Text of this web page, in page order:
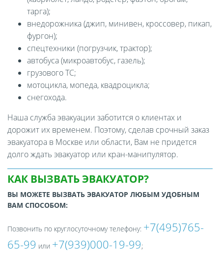
тарга);
внедорожника (джип, минивен, кроссовер, пикап,
фургон);
спецтехники (погрузчик, трактор);
автобуса (микроавтобус, газель);
грузового ТС;
мотоцикла, мопеда, квадроцикла;
снегохода.
Наша служба эвакуации заботится о клиентах и
дорожит их временем. Поэтому, сделав срочный заказ
эвакуатора в Москве или области, Вам не придется
долго ждать эвакуатор или кран-манипулятор.
КАК ВЫЗВАТЬ ЭВАКУАТОР?
ВЫ МОЖЕТЕ ВЫЗВАТЬ ЭВАКУАТОР ЛЮБЫМ УДОБНЫМ
ВАМ СПОСОБОМ:
Позвонить по круглосуточному телефону: +7(495)765-
65-99 или +7(939)000-19-99;